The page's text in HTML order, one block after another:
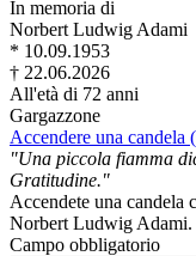
In memoria di
Norbert Ludwig Adami
* 10.09.1953
† 22.06.2026
All'età di 72 anni
Gargazzone
Accendere una candela
"Una piccola fiamma
Gratitudine."
Accendete una candela
Norbert Ludwig Adami.
Campo obbligatorio